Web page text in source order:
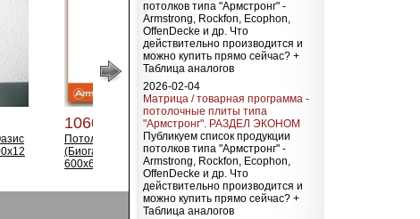
1060.00 р
Потолочная плита Bioguard
(Биогард) Plain Board
600x600x12
1880.00 р
Потолочная плита ULTIMA
(Ультима) Board 600х600х19
потолков типа "Армстронг" -
Armstrong, Rockfon, Ecophon,
OffenDecke и др. Что
действительно производится и
можно купить прямо сейчас? +
Таблица аналогов
2026-02-04
Матрица / товарная программа -
потолочные плиты типа
"Армстронг". РАЗДЕЛ ЭКОНОМ
Публикуем список продукции
потолков типа "Армстронг" -
Armstrong, Rockfon, Ecophon,
OffenDecke и др. Что
действительно производится и
можно купить прямо сейчас? +
Таблица аналогов